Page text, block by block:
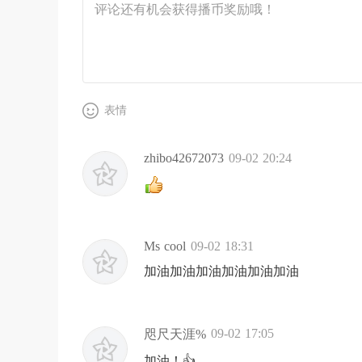
表情
zhibo42672073 09-02 20:24
Ms cool 09-02 18:31
加油加油加油加油加油加油
咫尺天涯% 09-02 17:05